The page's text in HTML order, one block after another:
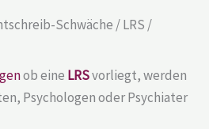
Schwäche / LRS /
ob eine LRSvorliegt, werden
Psychologen oder Psychiater